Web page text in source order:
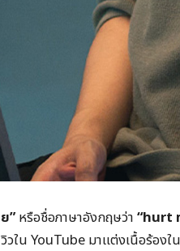
” หรือชื่อภาษาอังกฤษว่า “hurt
วใน YouTube มาแต่งเนื้อร้อง